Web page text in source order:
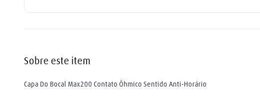
Sobre este item
Capa Do Bocal Max200 Contato Ôhmico Sentido Anti-Horário
9º extensão